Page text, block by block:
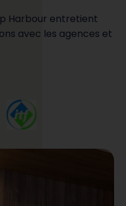
Harbour entretient
avec les agences et